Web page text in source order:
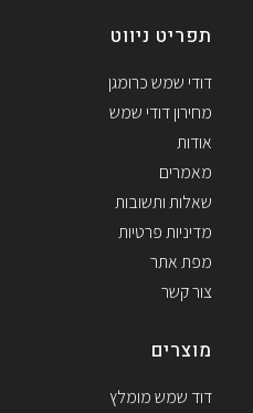
תפריט ניווט
דודי שמש כרומגן
מחירון דודי שמש
אודות
מאמרים
שאלות ותשובות
מדיניות פרטיות
מפת אתר
צור קשר
מוצרים
דוד שמש מומלץ